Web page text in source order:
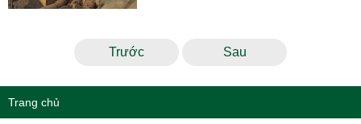
Trước Sau
Trang chủ